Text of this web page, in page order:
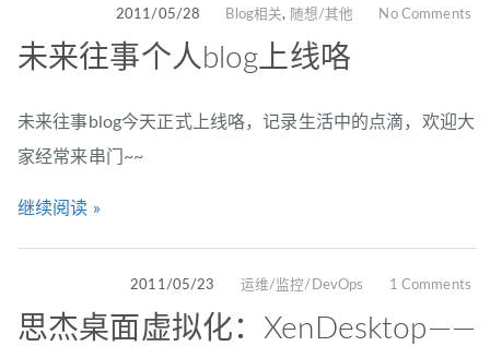
2011/05/28 Blog相关, 随想/其他 No Comments
未来往事个人blog上线咯
未来往事blog今天正式上线咯，记录生活中的点滴，欢迎大
家经常来串门~~
继续阅读 »
2011/05/23 运维/监控/DevOps 1 Comments
思杰桌面虚拟化：XenDesktop——